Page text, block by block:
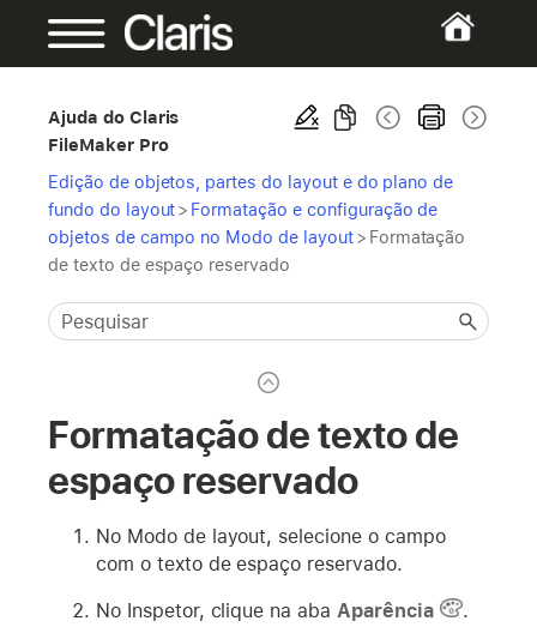
Ajuda do Claris
FileMaker Pro
Edição de objetos, partes do layout e do plano de
fundo do layout> Formatação e configuração de
objetos de campo no Modo de layout> Formatação
de texto de espaço reservado
Formatação de texto de
espaço reservado
No Modo de layout, selecione o campo
com o texto de espaço reservado.
No Inspetor, clique na abaAparência .